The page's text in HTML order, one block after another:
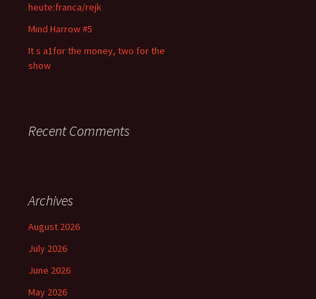
heute:franca/rejk
Mind Harrow #5
It s a1for the money, two for the
show
Recent Comments
Archives
August 2026
July 2026
June 2026
May 2026